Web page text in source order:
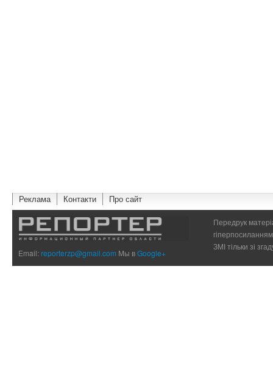
Реклама Контакти Про сайт
Email:reporterzp@gmail.com Мы вGoogle+
Передрук
ЗМІ тільки зі